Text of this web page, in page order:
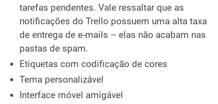
tarefas pendentes. Vale ressaltar que as
notificações do Trello possuem uma alta taxa
de entrega de e-mails – elas não acabam nas
pastas de spam.
Etiquetas com codificação de cores
Tema personalizável
Interface móvel amigável